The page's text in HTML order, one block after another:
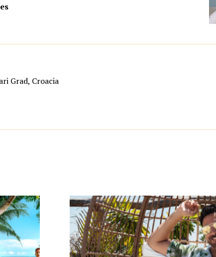
Grad, Croacia